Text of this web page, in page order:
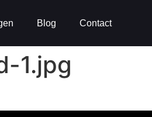
Blog Contact
1.jpg